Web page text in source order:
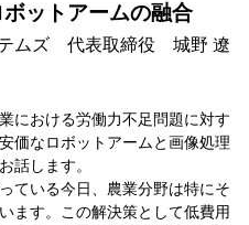
ットアームの融合
テムズ 代表取締役 城野 遼
における労働力不足問題に対す
価なロボットアームと画像処理
話します。
ている今日、農業分野は特にそ
ます。この解決策として低費用